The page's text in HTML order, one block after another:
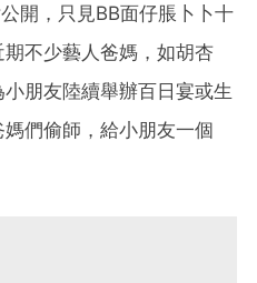
開，只見BB面仔脹卜卜十
不少藝人爸媽，如胡杏
朋友陸續舉辦百日宴或生
們偷師，給小朋友一個